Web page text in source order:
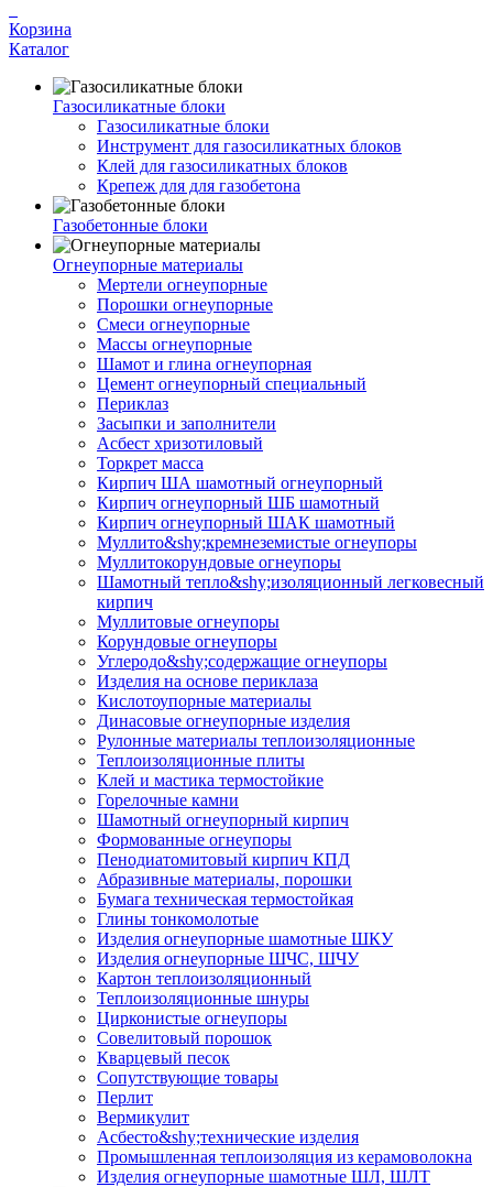
Корзина
Каталог
Газосиликатные блоки
Газосиликатные блоки
Инструмент для газосиликатных блоков
Клей для газосиликатных блоков
Крепеж для для газобетона
Газобетонные блоки
Огнеупорные материалы
Мертели огнеупорные
Порошки огнеупорные
Смеси огнеупорные
Массы огнеупорные
Шамот и глина огнеупорная
Цемент огнеупорный специальный
Периклаз
Засыпки и заполнители
Асбест хризотиловый
Торкрет масса
Кирпич ША шамотный огнеупорный
Кирпич огнеупорный ШБ шамотный
Кирпич огнеупорный ШАК шамотный
Муллито&shy;­кремнеземистые огнеупоры
Муллито­корундовые огнеупоры
Шамотный тепло&shy;изоляционный легковесный
кирпич
Муллитовые огнеупоры
Корундовые огнеупоры
Углеродо&shy;содержащие огнеупоры
Изделия на основе периклаза
Кислотоупорные материалы
Динасовые огнеупорные изделия
Рулонные материалы теплоизоляционные
Тепло­изоляционные плиты
Клей и мастика термостойкие
Горелочные камни
Шамотный огнеупорный кирпич
Формованные огнеупоры
Пенодиатомитовый кирпич КПД
Абразивные материалы, порошки
Бумага техническая термостойкая
Глины тонкомолотые
Изделия огнеупорные шамотные ШКУ
Изделия огнеупорные ШЧС, ШЧУ
Картон теплоизоляционный
Теплоизоляционные шнуры
Цирконистые огнеупоры
Совелитовый порошок
Кварцевый песок
Сопутствующие товары
Перлит
Вермикулит
Асбесто&shy;технические изделия
Промышленная теплоизоляция из керамоволокна
Изделия огнеупорные шамотные ШЛ, ШЛТ